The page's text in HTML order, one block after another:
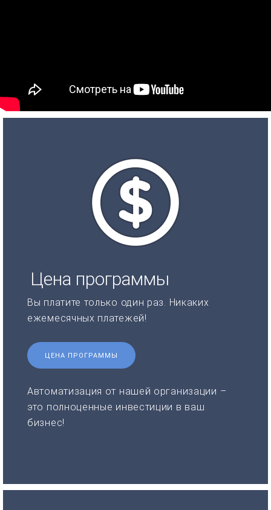
Цена программы
Вы платите только один раз. Никаких
ежемесячных платежей!
ЦЕНА ПРОГРАММЫ
Автоматизация от нашей организации –
это полноценные инвестиции в ваш
бизнес!